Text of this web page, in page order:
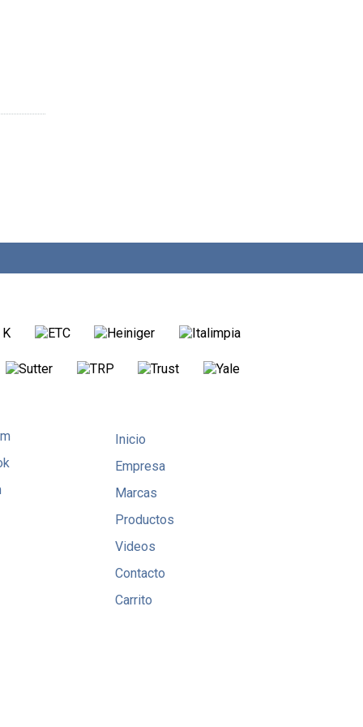
Inicio
Empresa
Marcas
Productos
Videos
Contacto
Carrito